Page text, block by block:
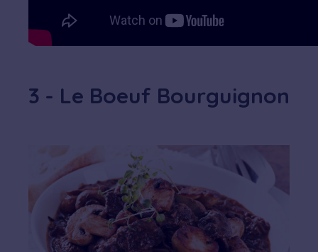
3 - Le Boeuf Bourguignon